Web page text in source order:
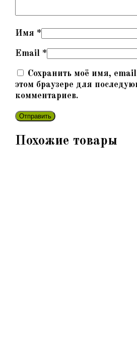
Имя *
Email *
Сохранить моё имя,
этом браузере для
комментариев.
Похожие товары